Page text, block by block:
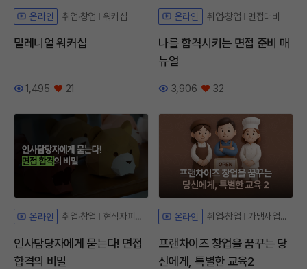
온라인 취업·창업 워커십
밀레니얼 워커십
조회수
1,495
좋아요
21
온라인 취업·창업 면접대비
나를 합격시키는 면접 준비 매
뉴얼
조회수
3,906
좋아요
32
온라인 취업·창업 현직자피드백
인사담당자에게 묻는다! 면접
합격의 비밀
온라인 취업·창업 가맹사업법해설
프랜차이즈 창업을 꿈꾸는 당
신에게, 특별한 교육2